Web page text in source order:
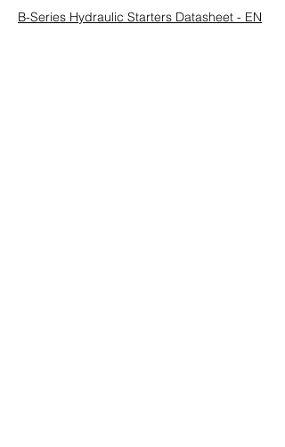
B-Series Hydraulic Starters Datasheet - EN